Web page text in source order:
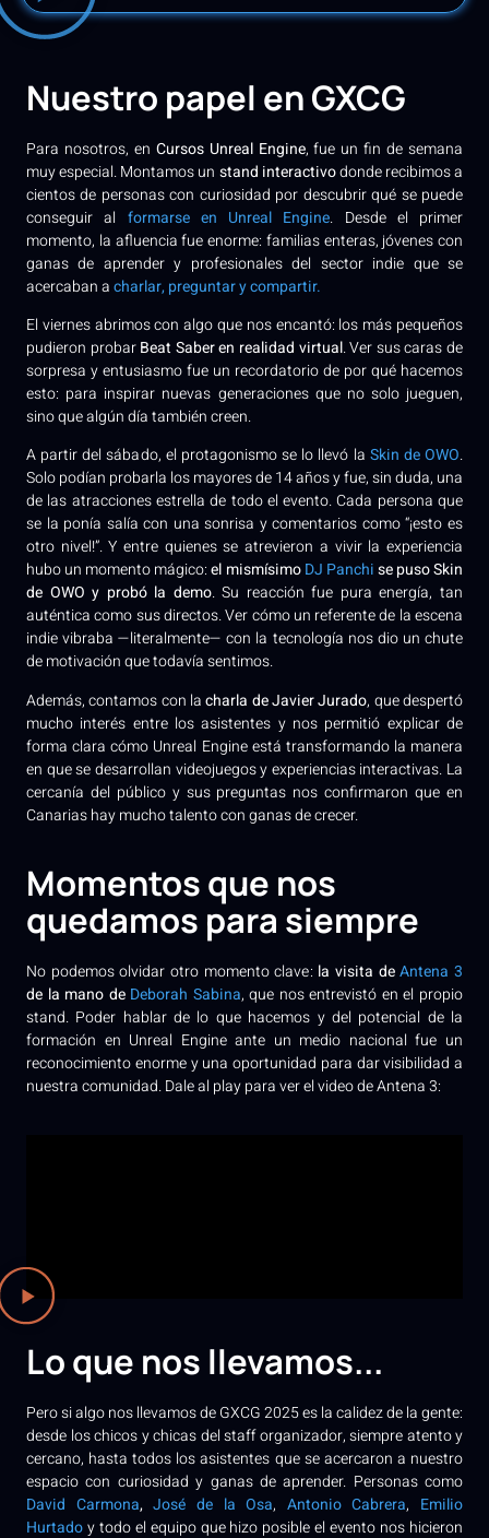
Nuestro papel en GXCG
Para nosotros, en Cursos Unreal Engine, fue un fin de semana
muy especial. Montamos un stand interactivodonde recibimos a
cientos de personas con curiosidad por descubrir qué se puede
conseguir al formarse en Unreal Engine. Desde el primer
momento, la afluencia fue enorme: familias enteras, jóvenes con
ganas de aprender y profesionales del sector indie que se
acercaban acharlar, preguntar y compartir.
El viernes abrimos con algo que nos encantó: los más pequeños
pudieron probarBeat Saber en realidad virtual. Ver sus caras de
sorpresa y entusiasmo fue un recordatorio de por qué hacemos
esto: para inspirar nuevas generaciones que no solo jueguen,
sino que algún día también creen.
A partir del sábado, el protagonismo se lo llevó la Skin de OWO.
Solo podían probarla los mayores de 14 años y fue, sin duda, una
de las atracciones estrella de todo el evento. Cada persona que
se la ponía salía con una sonrisa y comentarios como “¡esto es
otro nivel!”. Y entre quienes se atrevieron a vivir la experiencia
hubo un momento mágico:el mismísimoDJ Panchise puso Skin
de OWO y probó la demo. Su reacción fue pura energía, tan
auténtica como sus directos. Ver cómo un referente de la escena
indie vibraba —literalmente— con la tecnología nos dio un chute
de motivación que todavía sentimos.
Además, contamos con lacharla de Javier Jurado, que despertó
mucho interés entre los asistentes y nos permitió explicar de
forma clara cómo Unreal Engine está transformando la manera
en que se desarrollan videojuegos y experiencias interactivas. La
cercanía del público y sus preguntas nos confirmaron que en
Canarias hay mucho talento con ganas de crecer.
Momentos que nos
quedamos para siempre
No podemos olvidar otro momento clave: la visita deAntena 3
de la mano de Deborah Sabina, que nos entrevistó en el propio
stand. Poder hablar de lo que hacemos y del potencial de la
formación en Unreal Engine ante un medio nacional fue un
reconocimiento enorme y una oportunidad para dar visibilidad a
nuestra comunidad. Dale al play para ver el video de Antena 3:
Lo que nos llevamos...
Pero si algo nos llevamos de GXCG 2025 es la calidez de la gente:
desde los chicos y chicas del staff organizador, siempre atento y
cercano, hasta todos los asistentes que se acercaron a nuestro
espacio con curiosidad y ganas de aprender. Personas como
David Carmona,José de la Osa, Antonio Cabrera, Emilio
Hurtadoy todo el equipo que hizo posible el evento nos hicieron